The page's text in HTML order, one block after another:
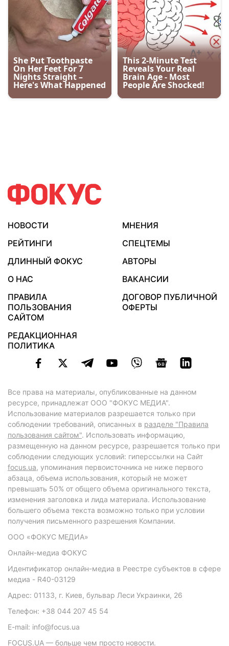
НОВОСТИ
МНЕНИЯ
РЕЙТИНГИ
СПЕЦТЕМЫ
ДЛИННЫЙ ФОКУС
АВТОРЫ
О НАС
ВАКАНСИИ
ПРАВИЛА
ПОЛЬЗОВАНИЯ
САЙТОМ
ДОГОВОР ПУБЛИЧНОЙ
ОФЕРТЫ
РЕДАКЦИОННАЯ
ПОЛИТИКА
Все права на материалы, опубликованные на данном
ресурсе, принадлежат ООО "ФОКУС МЕДИА".
Использование материалов разрешается только при
соблюдении требований, описанных в разделе "Правила
пользования сайтом". Использовать информацию,
размещенную на данном ресурсе, разрешается только при
соблюдении следующих условий: гиперссылки на Сайт
focus.ua, упоминания первоисточника не ниже первого
абзаца, объема использования, который не может
превышать 50% от общего объема оригинального текста,
изменения заголовка и лида материала. Использование
большего объема текста возможно только при условии
получения письменного разрешения Компании.
ООО «ФОКУС МЕДИА»
Онлайн-медиа ФОКУС
Идентификатор онлайн-медиа в Реестре субъектов в сфере
медиа - R40-03129
Адрес: 01133, г. Киев, бульвар Леси Украинки, 26
Телефон: +38 044 207 45 54
E-mail: info@focus.ua
FOCUS.UA — больше чем просто новости.